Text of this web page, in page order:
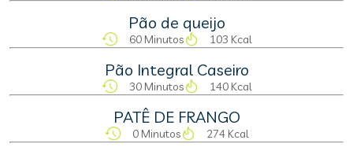
Pão de queijo
60 Minutos 103 Kcal
Pão Integral Caseiro
30 Minutos 140 Kcal
PATÊ DE FRANGO
0 Minutos 274 Kcal